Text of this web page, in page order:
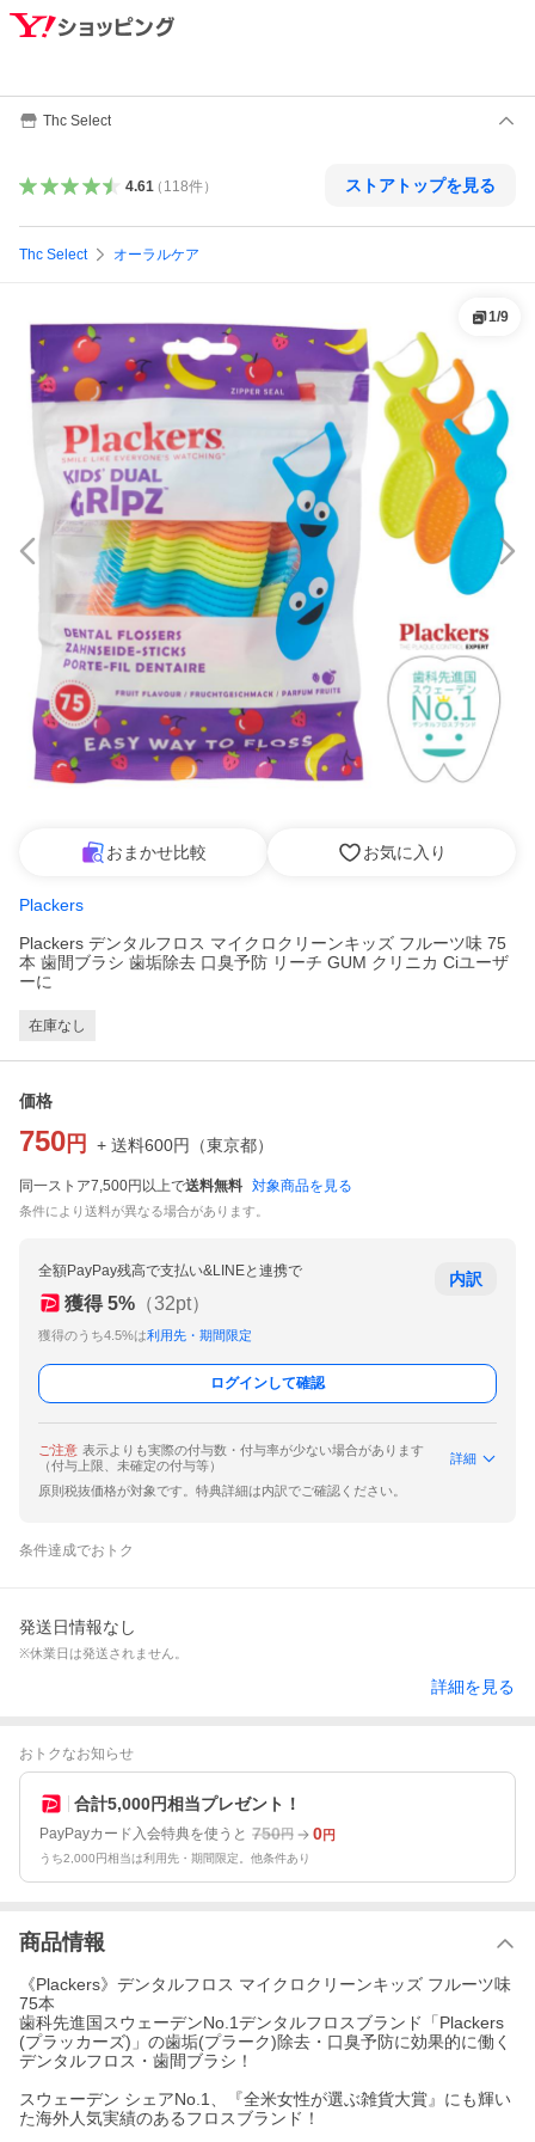
Thc Select
4.61（ 118件） ストアトップを見る
Thc Select オーラルケア
1/9
おまかせ比較 お気に入り
Plackers
Plackers デンタルフロス マイクロクリーンキッズ フルーツ味 75
本 歯間ブラシ 歯垢除去 口臭予防 リーチ GUM クリニカ Ciユーザ
ーに
在庫なし
価格
750 円 + 送料600円 （東京都）
同一ストア7,500円以上で送料無料 対象商品を見る
条件により送料が異なる場合があります。
全額PayPay残高で支払い&LINEと連携で
獲得 5% （32pt）
獲得のうち4.5%は利用先・期間限定
内訳
ログインして確認
ご注意 表示よりも実際の付与数・付与率が少ない場合があります
（付与上限、未確定の付与等）
詳細
原則税抜価格が対象です。特典詳細は内訳でご確認ください。
条件達成でおトク
発送日情報なし
※休業日は発送されません。
詳細を見る
おトクなお知らせ
合計5,000円相当プレゼント！
PayPayカード入会特典を使うと 750円 0円
うち2,000円相当は利用先・期間限定。他条件あり
商品情報
《Plackers》デンタルフロス マイクロクリーンキッズ フルーツ味
75本
歯科先進国スウェーデンNo.1デンタルフロスブランド「Plackers
(プラッカーズ)」の歯垢(プラーク)除去・口臭予防に効果的に働く
デンタルフロス・歯間ブラシ！
スウェーデン シェアNo.1、『全米女性が選ぶ雑貨大賞』にも輝い
た海外人気実績のあるフロスブランド！